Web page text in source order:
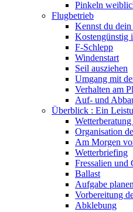
Pinkeln
Flugbetrieb
Kennst du
Kostengünstig
F-Schlepp
Windenstart
Seil ausziehen
Umgang mit
Verhalten am
Auf- und
Überblick : Ein
Organisation
Am Morgen
Wetterbriefing
Fressalien und
Ballast
Aufgabe planen
Vorbereitung
Abklebung